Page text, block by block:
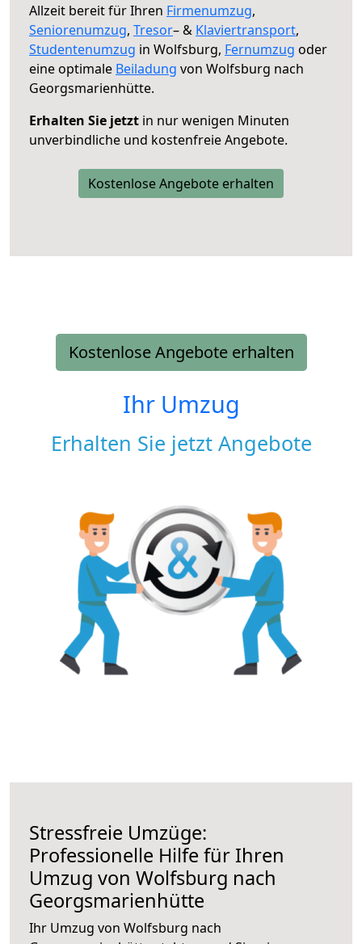
Allzeit bereit für Ihren Firmenumzug,
Seniorenumzug, Tresor– & Klaviertransport,
Studentenumzug in Wolfsburg, Fernumzug oder
eine optimale Beiladung von Wolfsburg nach
Georgsmarienhütte.
Erhalten Sie jetzt in nur wenigen Minuten
unverbindliche und kostenfreie Angebote.
Kostenlose Angebote erhalten
Kostenlose Angebote erhalten
Ihr Umzug
Erhalten Sie jetzt Angebote
Stressfreie Umzüge:
Professionelle Hilfe für Ihren
Umzug von Wolfsburg nach
Georgsmarienhütte
Ihr Umzug von Wolfsburg nach